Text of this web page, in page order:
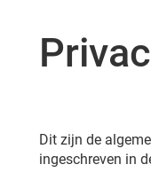
Dit zijn de
ingeschreven in